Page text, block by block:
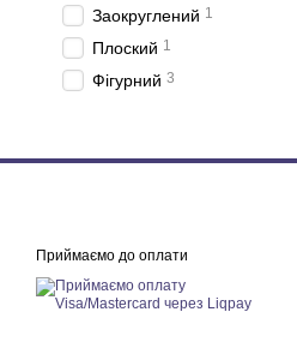
Заокруглений 1
Плоский 1
Фігурний 3
Приймаємо до оплати